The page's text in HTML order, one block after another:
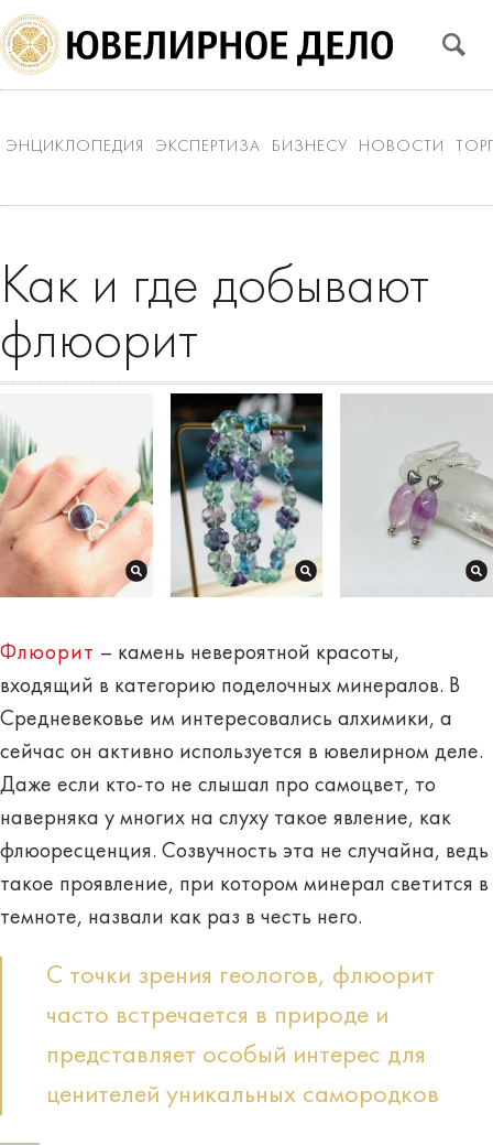
ЭНЦИКЛОПЕДИЯ ЭКСПЕРТИЗА БИЗНЕСУ НОВОСТИ
Как и где добывают
флюорит
Флюорит – камень невероятной красоты,
входящий в категорию поделочных минералов. В
Средневековье им интересовались алхимики, а
сейчас он активно используется в ювелирном деле.
Даже если кто-то не слышал про самоцвет, то
наверняка у многих на слуху такое явление, как
флюоресценция. Созвучность эта не случайна, ведь
такое проявление, при котором минерал светится в
темноте, назвали как раз в честь него.
С точки зрения геологов, флюорит
часто встречается в природе и
представляет особый интерес для
ценителей уникальных самородков